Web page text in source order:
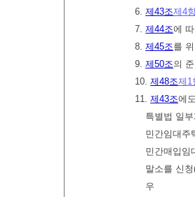
6. 제43조제4
7. 제44조에
8. 제45조를
9. 제50조의
10. 제48조제1
11. 제43조에
특별법 일
민간임대주
민간매입
말소를 신
우